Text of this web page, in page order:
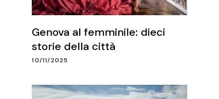
Genova al femminile: dieci
storie della città
10/11/2025